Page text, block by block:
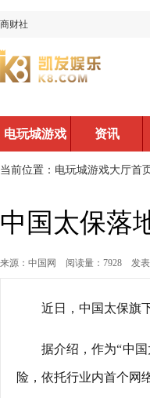
商财社
电玩城游戏
大厅首页
资讯
当前位置： 电玩城游戏大厅首
中国太保落
来源：中国网 阅读量：7928 发
近日，中国太保旗
据介绍，作为“中
险，依托行业内首个网